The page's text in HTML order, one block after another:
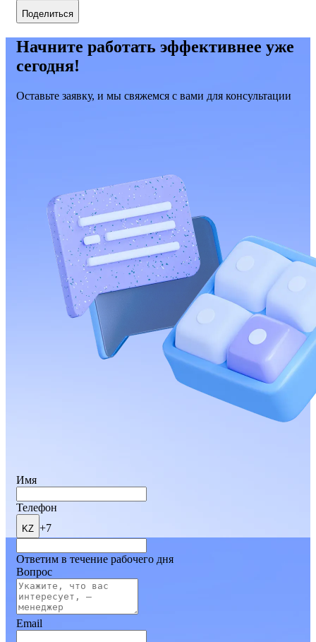
Поделиться
Начните работать эффективнее уже
сегодня!
Оставьте заявку, и мы свяжемся с вами для консультации
Имя
Телефон
KZ +7
Ответим в течение рабочего дня
Вопрос
Email